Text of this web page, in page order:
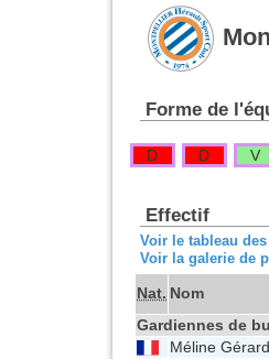
Forme de
D D V
Effectif
Voir le tableau
Voir la galerie de
Nat. Nom
Gardiennes de
Méline Gérard